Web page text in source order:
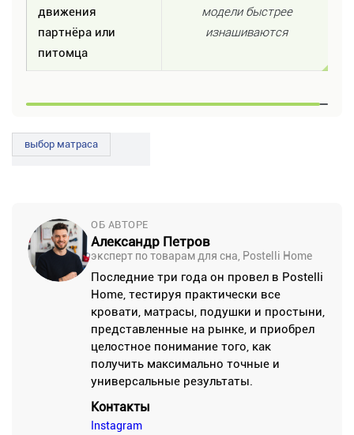
движения
партнёра или
питомца
модели быстрее
изнашиваются
выбор матраса
ОБ АВТОРЕ
Александр Петров
эксперт по товарам для сна, Postelli Home
Последние три года он провел в Postelli
Home, тестируя практически все
кровати, матрасы, подушки и простыни,
представленные на рынке, и приобрел
целостное понимание того, как
получить максимально точные и
универсальные результаты.
Контакты
Instagram